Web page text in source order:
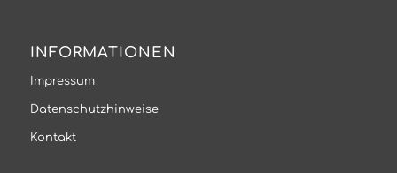
INFORMATIONEN
Impressum
Datenschutzhinweise
Kontakt